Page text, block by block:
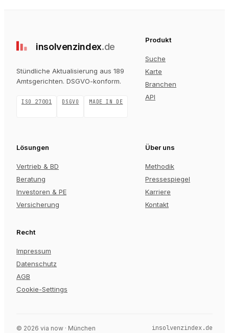
insolvenzindex.de
Stündliche Aktualisierung aus 189
Amtsgerichten. DSGVO-konform.
ISO 27001 DSGVO MADE IN DE
Produkt
Suche
Karte
Branchen
API
Lösungen
Vertrieb & BD
Beratung
Investoren & PE
Versicherung
Über uns
Methodik
Pressespiegel
Karriere
Kontakt
Recht
Impressum
Datenschutz
AGB
Cookie-Settings
© 2026 via now · München insolvenzindex.de